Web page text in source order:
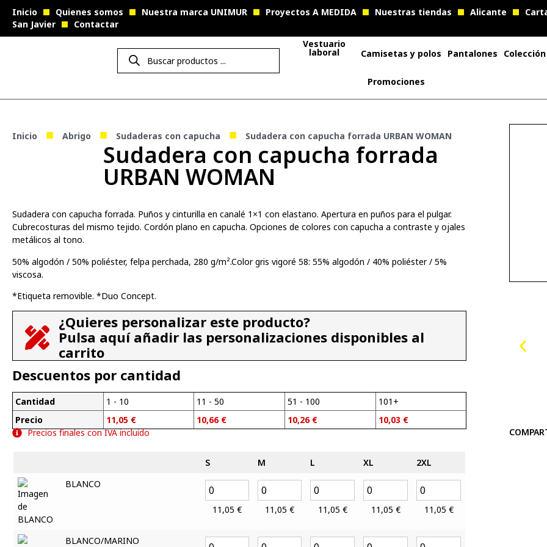
Inicio Quienes somos Nuestra marca UNIMUR Proyectos A MEDIDA Nuestras tiendas Alicante
San Javier
Contactar
Vestuario
laboral Camisetas y polos Pantalones
Promociones
Inicio ■ Abrigo ■ Sudaderas con capucha ■ Sudadera con capucha forrada URBAN WOMAN
Sudadera con capucha forrada
URBAN WOMAN
Sudadera con capucha forrada. Puños y cinturilla en canalé 1×1 con elastano. Apertura en puños para el pulgar.
Cubrecosturas del mismo tejido. Cordón plano en capucha. Opciones de colores con capucha a contraste y ojales
metálicos al tono.
50% algodón / 50% poliéster, felpa perchada, 280 g/m².Color gris vigoré 58: 55% algodón / 40% poliéster / 5%
viscosa.
*Etiqueta removible. *Duo Concept.
¿Quieres personalizar este producto?
Pulsa aquí añadir las personalizaciones disponibles al
carrito
Descuentos por cantidad
Cantidad
Precio
1 - 10
11,05 €
11 - 50
10,66 €
51 - 100
10,26 €
101+
10,03 €
Precios finales con IVA incluido
S M L XL
2XL
BLANCO
11,05 € 11,05 € 11,05 € 11,05 € 11,05 €
BLANCO/MARINO